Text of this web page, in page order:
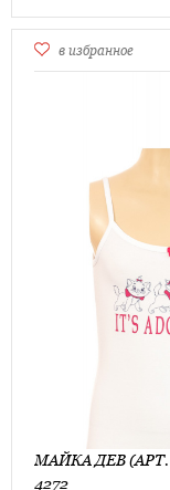
в избранное
МАЙКА ДЕВ (АРТ.
4272